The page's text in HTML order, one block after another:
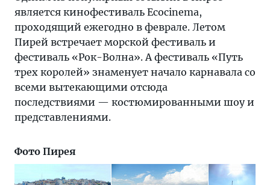
является кинофестиваль Ecocinema,
проходящий ежегодно в феврале. Летом
Пирей встречает морской фестиваль и
фестиваль «Рок-Волна». А фестиваль «Путь
трех королей» знаменует начало карнавала со
всеми вытекающими отсюда
последствиями — костюмированными шоу и
представлениями.
Фото Пирея